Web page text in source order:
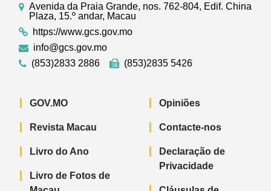
Avenida da Praia Grande, nos. 762-804, Edif. China
Plaza, 15.º andar, Macau
https://www.gcs.gov.mo
info@gcs.gov.mo
(853)2833 2886
(853)2835 5426
GOV.MO
Revista Macau
Livro do Ano
Livro de Fotos de
Opiniões
Contacte-nos
Declaração de
Privacidade